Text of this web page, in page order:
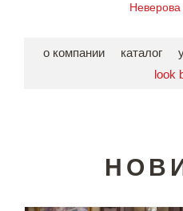
о компании каталог
look